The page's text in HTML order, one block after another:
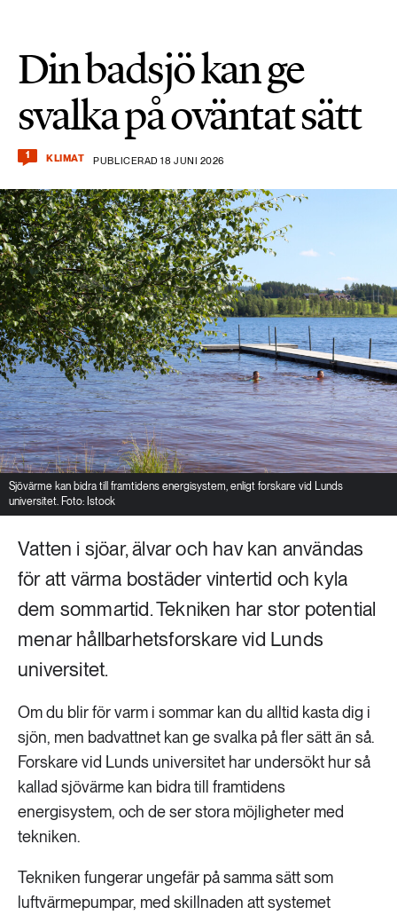
Din badsjö kan ge
svalka på oväntat sätt
1 KLIMAT PUBLICERAD 18 JUNI 2026
Sjövärme kan bidra till framtidens energisystem, enligt forskare vid Lunds
universitet. Foto: Istock
Vatten i sjöar, älvar och hav kan användas
för att värma bostäder vintertid och kyla
dem sommartid. Tekniken har stor potential
menar hållbarhetsforskare vid Lunds
universitet.
Om du blir för varm i sommar kan du alltid kasta dig i
sjön, men badvattnet kan ge svalka på fler sätt än så.
Forskare vid Lunds universitet har undersökt hur så
kallad sjövärme kan bidra till framtidens
energisystem, och de ser stora möjligheter med
tekniken.
Tekniken fungerar ungefär på samma sätt som
luftvärmepumpar, med skillnaden att systemet